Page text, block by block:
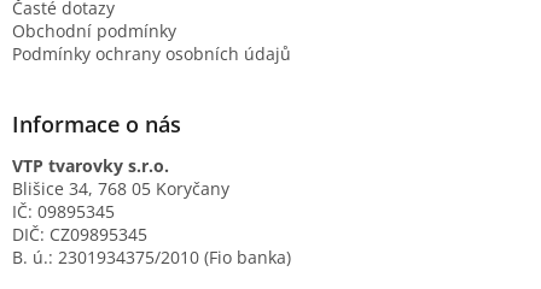
Časté dotazy
Obchodní podmínky
Podmínky ochrany osobních údajů
Informace o nás
VTP tvarovky s.r.o.
Blišice 34, 768 05 Koryčany
IČ: 09895345
DIČ: CZ09895345
B. ú.: 2301934375/2010 (Fio banka)